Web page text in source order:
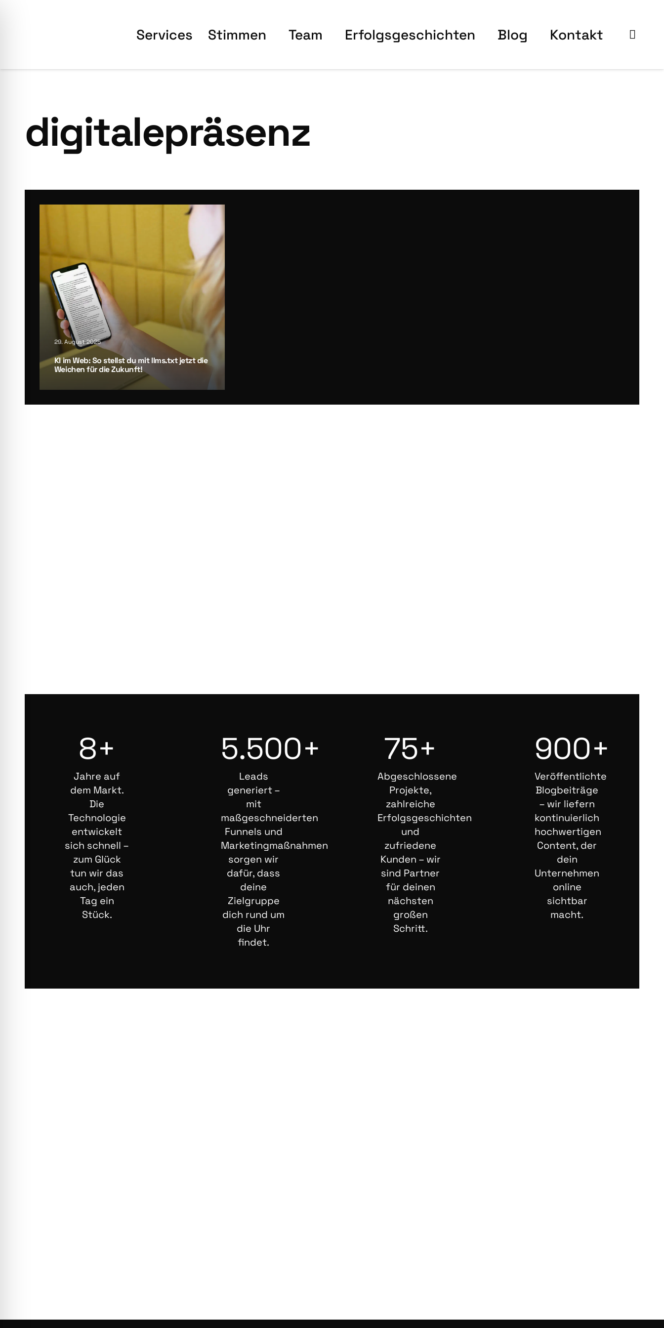
Ser­vices Stim­men Team Erfolgs­ge­schich­ten Blog Kon­takt
digitalepräsenz
29. August 2025
KI im Web: So stellst du mit llms.txt jetzt die
Wei­chen für die Zukunft!
8+
Jahre auf
dem Markt.
Die
Technologie
entwickelt
sich schnell –
zum Glück
tun wir das
auch, jeden
Tag ein
Stück.
5.500+
Leads
generiert –
mit
maßgeschneiderten
Funnels und
Marketingmaßnahmen
sorgen wir
dafür, dass
deine
Zielgruppe
dich rund um
die Uhr
findet.
75+
Abgeschlossene
Projekte,
zahlreiche
Erfolgsgeschichten
und
zufriedene
Kunden – wir
sind Partner
für deinen
nächsten
großen
Schritt.
900+
Veröffentlichte
Blogbeiträge
– wir liefern
kontinuierlich
hochwertigen
Content, der
dein
Unternehmen
online
sichtbar
macht.
RSS Feed Bar­rie­re­frei­heit